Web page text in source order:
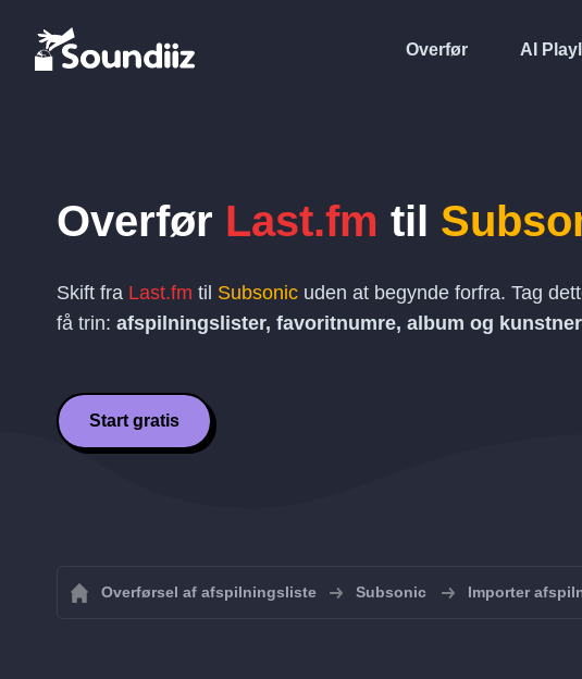
Overfør AI
Overfør Last.fm til
Skift fra Last.fm til Subsonic uden at begynde forfra. Tag
få trin: afspilningslister, favoritnumre, album og
Start gratis
Overførsel af afspilningsliste Subsonic Importer